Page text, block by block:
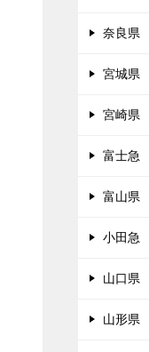
奈良県
宮城県
宮崎県
富士急
富山県
小田急
山口県
山形県